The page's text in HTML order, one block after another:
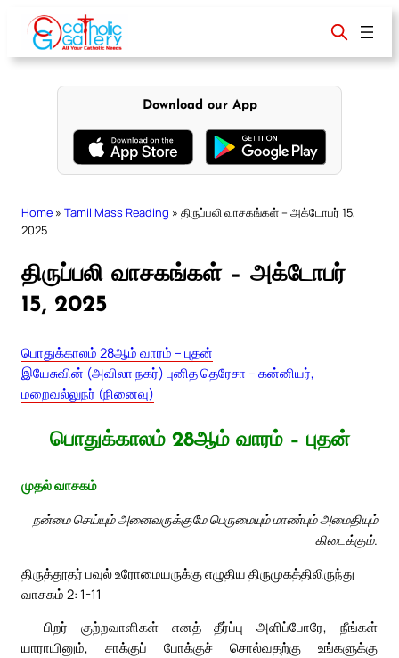
content
Download our App
Home » Tamil Mass Reading » திருப்பலி வாசகங்கள் – அக்டோபர் 15,
2025
திருப்பலி வாசகங்கள் – அக்டோபர்
15, 2025
பொதுக்காலம் 28ஆம் வாரம் – புதன்
இயேசுவின் (அவிலா நகர்) புனித தெரேசா – கன்னியர்,
மறைவல்லுநர் (நினைவு)
பொதுக்காலம் 28ஆம் வாரம் – புதன்
முதல் வாசகம்
நன்மை செய்யும் அனைவருக்குமே பெருமையும் மாண்பும் அமைதியும்
கிடைக்கும்.
திருத்தூதர் பவுல் உரோமையருக்கு எழுதிய திருமுகத்திலிருந்து
வாசகம் 2: 1-11
பிறர் குற்றவாளிகள் எனத் தீர்ப்பு அளிப்போரே, நீங்கள்
யாராயினும், சாக்குப் போக்குச் சொல்வதற்கு உங்களுக்கு